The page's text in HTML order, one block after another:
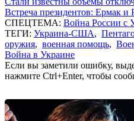
Встреча президентов: Ермак и
СПЕЦТЕМА: Война России с
ТЕГИ: Украина-США,
оружия, военная помощь,
Война в Украине
Если вы заметили ошибку,
нажмите Ctrl+Enter, чтобы